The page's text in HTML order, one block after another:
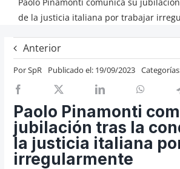
Artículos
Previos de ópera
Entrevistas
Recomendación
Cosas de Beckmesser
Nosotros y privacidad
Buscar:
de la justicia italiana por trabajar
Anterior
PorSpR Publicado el: 19/09/2023
Paolo Pinamonti
jubilación tras la
la justicia italiana
irregularmente